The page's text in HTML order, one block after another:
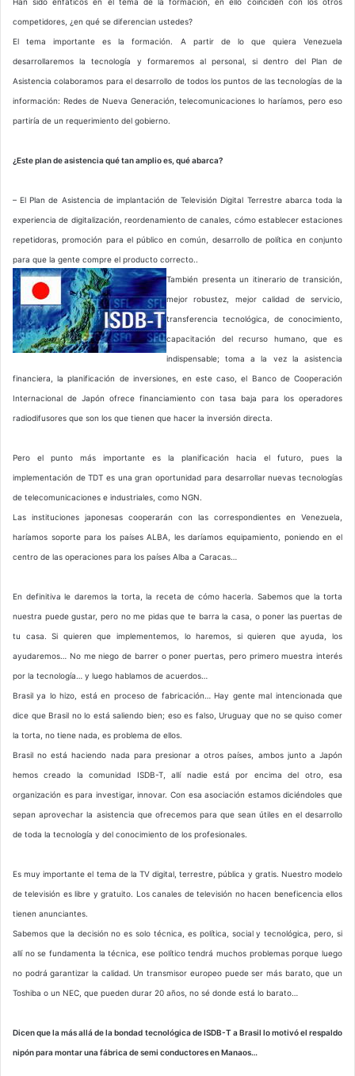
competidores, ¿en qué se diferencian ustedes?
El tema importante es la formación. A partir de lo que quiera Venezuela
desarrollaremos la tecnología y formaremos al personal, si dentro del Plan de
Asistencia colaboramos para el desarrollo de todos los puntos de las tecnologías de la
información: Redes de Nueva Generación, telecomunicaciones lo haríamos, pero eso
partiría de un requerimiento del gobierno.
¿Este plan de asistencia qué tan amplio es, qué abarca?
– El Plan de Asistencia de implantación de Televisión Digital Terrestre abarca toda la
experiencia de digitalización, reordenamiento de canales, cómo establecer estaciones
repetidoras, promoción para el público en común, desarrollo de política en conjunto
para que la gente compre el producto correcto..
También presenta un itinerario de transición,
mejor robustez, mejor calidad de servicio,
transferencia tecnológica, de conocimiento,
capacitación del recurso humano, que es
indispensable; toma a la vez la asistencia
financiera, la planificación de inversiones, en este caso, el Banco de Cooperación
Internacional de Japón ofrece financiamiento con tasa baja para los operadores
radiodifusores que son los que tienen que hacer la inversión directa.
Pero el punto más importante es la planificación hacia el futuro, pues la
implementación de TDT es una gran oportunidad para desarrollar nuevas tecnologías
de telecomunicaciones e industriales, como NGN.
Las instituciones japonesas cooperarán con las correspondientes en Venezuela,
haríamos soporte para los países ALBA, les daríamos equipamiento, poniendo en el
centro de las operaciones para los países Alba a Caracas…
En definitiva le daremos la torta, la receta de cómo hacerla. Sabemos que la torta
nuestra puede gustar, pero no me pidas que te barra la casa, o poner las puertas de
tu casa. Si quieren que implementemos, lo haremos, si quieren que ayuda, los
ayudaremos… No me niego de barrer o poner puertas, pero primero muestra interés
por la tecnología… y luego hablamos de acuerdos…
Brasil ya lo hizo, está en proceso de fabricación… Hay gente mal intencionada que
dice que Brasil no lo está saliendo bien; eso es falso, Uruguay que no se quiso comer
la torta, no tiene nada, es problema de ellos.
Brasil no está haciendo nada para presionar a otros países, ambos junto a Japón
hemos creado la comunidad ISDB-T, allí nadie está por encima del otro, esa
organización es para investigar, innovar. Con esa asociación estamos diciéndoles que
sepan aprovechar la asistencia que ofrecemos para que sean útiles en el desarrollo
de toda la tecnología y del conocimiento de los profesionales.
Es muy importante el tema de la TV digital, terrestre, pública y gratis. Nuestro modelo
de televisión es libre y gratuito. Los canales de televisión no hacen beneficencia ellos
tienen anunciantes.
Sabemos que la decisión no es solo técnica, es política, social y tecnológica, pero, si
allí no se fundamenta la técnica, ese político tendrá muchos problemas porque luego
no podrá garantizar la calidad. Un transmisor europeo puede ser más barato, que un
Toshiba o un NEC, que pueden durar 20 años, no sé donde está lo barato…
Dicen que la más allá de la bondad tecnológica de ISDB-T a Brasil lo motivó el respaldo
nipón para montar una fábrica de semi conductores en Manaos…